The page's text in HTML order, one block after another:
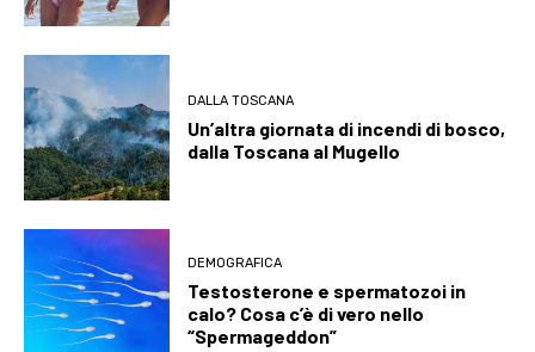
DALLA TOSCANA
Un’altra giornata di incendi di bosco,
dalla Toscana al Mugello
DEMOGRAFICA
Testosterone e spermatozoi in
calo? Cosa c’è di vero nello
“Spermageddon”